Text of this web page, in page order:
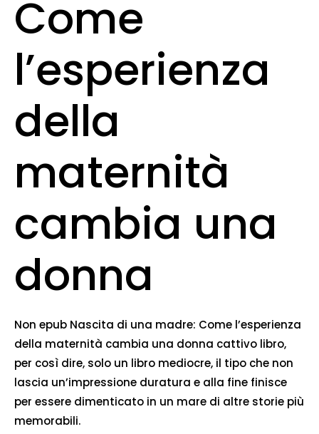
Come
l’esperienza
della
maternità
cambia una
donna
Non epub Nascita di una madre: Come l’esperienza
della maternità cambia una donna cattivo libro,
per così dire, solo un libro mediocre, il tipo che non
lascia un’impressione duratura e alla fine finisce
per essere dimenticato in un mare di altre storie più
memorabili.